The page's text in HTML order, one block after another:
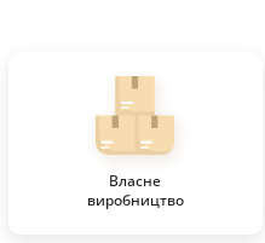
Власне
виробництво